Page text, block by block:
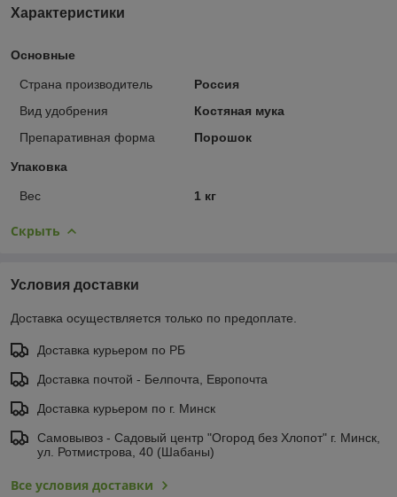
Характеристики
Основные
Страна производитель
Россия
Вид удобрения
Костяная мука
Препаративная форма
Порошок
Упаковка
Вес 1 кг
Скрыть
Условия доставки
Доставка осуществляется только по предоплате.
Доставка курьером по РБ
Доставка почтой - Белпочта, Европочта
Доставка курьером по г. Минск
Самовывоз - Садовый центр "Огород без Хлопот" г. Минск,
ул. Ротмистрова, 40 (Шабаны)
Все условия доставки